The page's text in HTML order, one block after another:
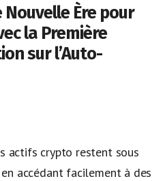
Nouvelle Ère pour
la Première
sur l’Auto-
actifs crypto restent sous
accédant facilement à des